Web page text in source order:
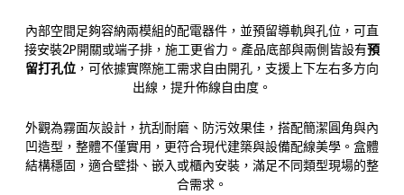
內部空間足夠容納兩模組的配電器件，並預留導軌與孔位，可直
接安裝2P開關或端子排，施工更省力。產品底部與兩側皆設有預
留打孔位 ，可依據實際施工需求自由開孔，支援上下左右多方向
出線，提升佈線自由度。
外觀為霧面灰設計，抗刮耐磨、防污效果佳，搭配簡潔圓角與內
凹造型，整體不僅實用，更符合現代建築與設備配線美學。盒體
結構穩固，適合壁掛、嵌入或櫃內安裝，滿足不同類型現場的整
合需求。